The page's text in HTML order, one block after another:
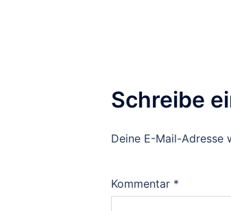
Schreibe
Deine E-Mail-
Kommentar *